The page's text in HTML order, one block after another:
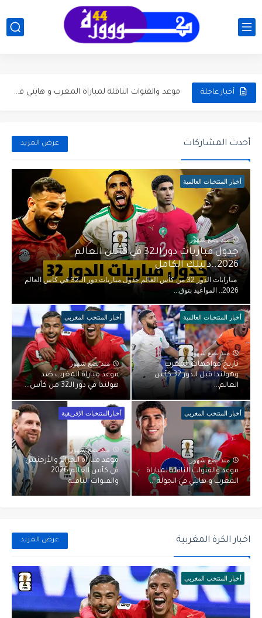
أخبار عاجلة
جدول مباريات دور الـ32 في كأس العالم 2026..دليلك الكامل
موعد والقنوات الناقلة لمباراة المغرب و هايتي في الجولة ...
مباراة المغرب والبرازيل في كأس العالم 2026: الموعد، المعلقون، تصريحات...
بلال الخنوس يقود شتوتغارت إلى نهائي كأس ألمانيا ويضرب موعداً...
أحدث المشاركات عرض المزيد
أخبار المنتخبات العالمية
منذ بضع شهور
جدول مباريات دور الـ32 في كأس العالم
2026..دليلك الكامل
مبارايات الدور 32 من كأس العالم جدول مباريات دور الـ32 في كأس العالم
2026.. المواعيد بتوق...
أخبار المنتخبات العالمية
منذ بضع شهور
تاريخ مواجهات المغرب
وهولندا قبل الدور 32 كأس
العالم...
أخبار المنتخب المغربي
منذ بضع شهور
موعد مباراة المغرب ضد
هولندا في دور الـ32 من كأس...
أخبار المنتخب المغربي
منذ بضع شهور
موعد والقنوات الناقلة لمباراة
المغرب و هايتي في الجولة ...
أخبارالمنتخبات الإفريقية
منذ بضع شهور
موعد مباراة الجزائر والأرجنتين
في كأس العالم 2026
والقنوات الناقلة
اخبار الكرة المغربية عرض المزيد
أخبار المنتخب المغربي